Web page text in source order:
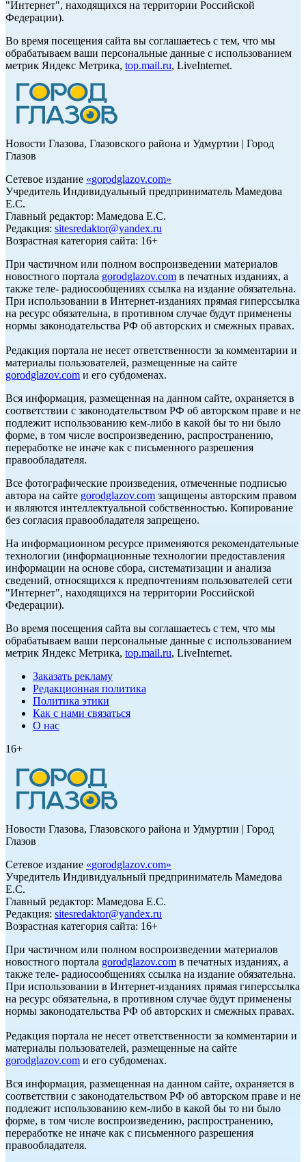
"Интернет", находящихся на территории Российской
Федерации).
Во время посещения сайта вы соглашаетесь с тем, что мы
обрабатываем ваши персональные данные с использованием
метрик Яндекс Метрика, top.mail.ru, LiveInternet.
Новости Глазова, Глазовского района и Удмуртии | Город
Глазов
Сетевое издание «gorodglazov.com»
Учредитель Индивидуальный предприниматель Мамедова
Е.С.
Главный редактор: Мамедова Е.С.
Редакция: sitesredaktor@yandex.ru
Возрастная категория сайта: 16+
При частичном или полном воспроизведении материалов
новостного портала gorodglazov.com в печатных изданиях, а
также теле- радиосообщениях ссылка на издание обязательна.
При использовании в Интернет-изданиях прямая гиперссылка
на ресурс обязательна, в противном случае будут применены
нормы законодательства РФ об авторских и смежных правах.
Редакция портала не несет ответственности за комментарии и
материалы пользователей, размещенные на сайте
gorodglazov.com и его субдоменах.
Вся информация, размещенная на данном сайте, охраняется в
соответствии с законодательством РФ об авторском праве и не
подлежит использованию кем-либо в какой бы то ни было
форме, в том числе воспроизведению, распространению,
переработке не иначе как с письменного разрешения
правообладателя.
Все фотографические произведения, отмеченные подписью
автора на сайте gorodglazov.com защищены авторским правом
и являются интеллектуальной собственностью. Копирование
без согласия правообладателя запрещено.
На информационном ресурсе применяются рекомендательные
технологии (информационные технологии предоставления
информации на основе сбора, систематизации и анализа
сведений, относящихся к предпочтениям пользователей сети
"Интернет", находящихся на территории Российской
Федерации).
Во время посещения сайта вы соглашаетесь с тем, что мы
обрабатываем ваши персональные данные с использованием
метрик Яндекс Метрика, top.mail.ru, LiveInternet.
Заказать рекламу
Редакционная политика
Политика этики
Как с нами связаться
О нас
16+
Новости Глазова, Глазовского района и Удмуртии | Город
Глазов
Сетевое издание «gorodglazov.com»
Учредитель Индивидуальный предприниматель Мамедова
Е.С.
Главный редактор: Мамедова Е.С.
Редакция: sitesredaktor@yandex.ru
Возрастная категория сайта: 16+
При частичном или полном воспроизведении материалов
новостного портала gorodglazov.com в печатных изданиях, а
также теле- радиосообщениях ссылка на издание обязательна.
При использовании в Интернет-изданиях прямая гиперссылка
на ресурс обязательна, в противном случае будут применены
нормы законодательства РФ об авторских и смежных правах.
Редакция портала не несет ответственности за комментарии и
материалы пользователей, размещенные на сайте
gorodglazov.com и его субдоменах.
Вся информация, размещенная на данном сайте, охраняется в
соответствии с законодательством РФ об авторском праве и не
подлежит использованию кем-либо в какой бы то ни было
форме, в том числе воспроизведению, распространению,
переработке не иначе как с письменного разрешения
правообладателя.